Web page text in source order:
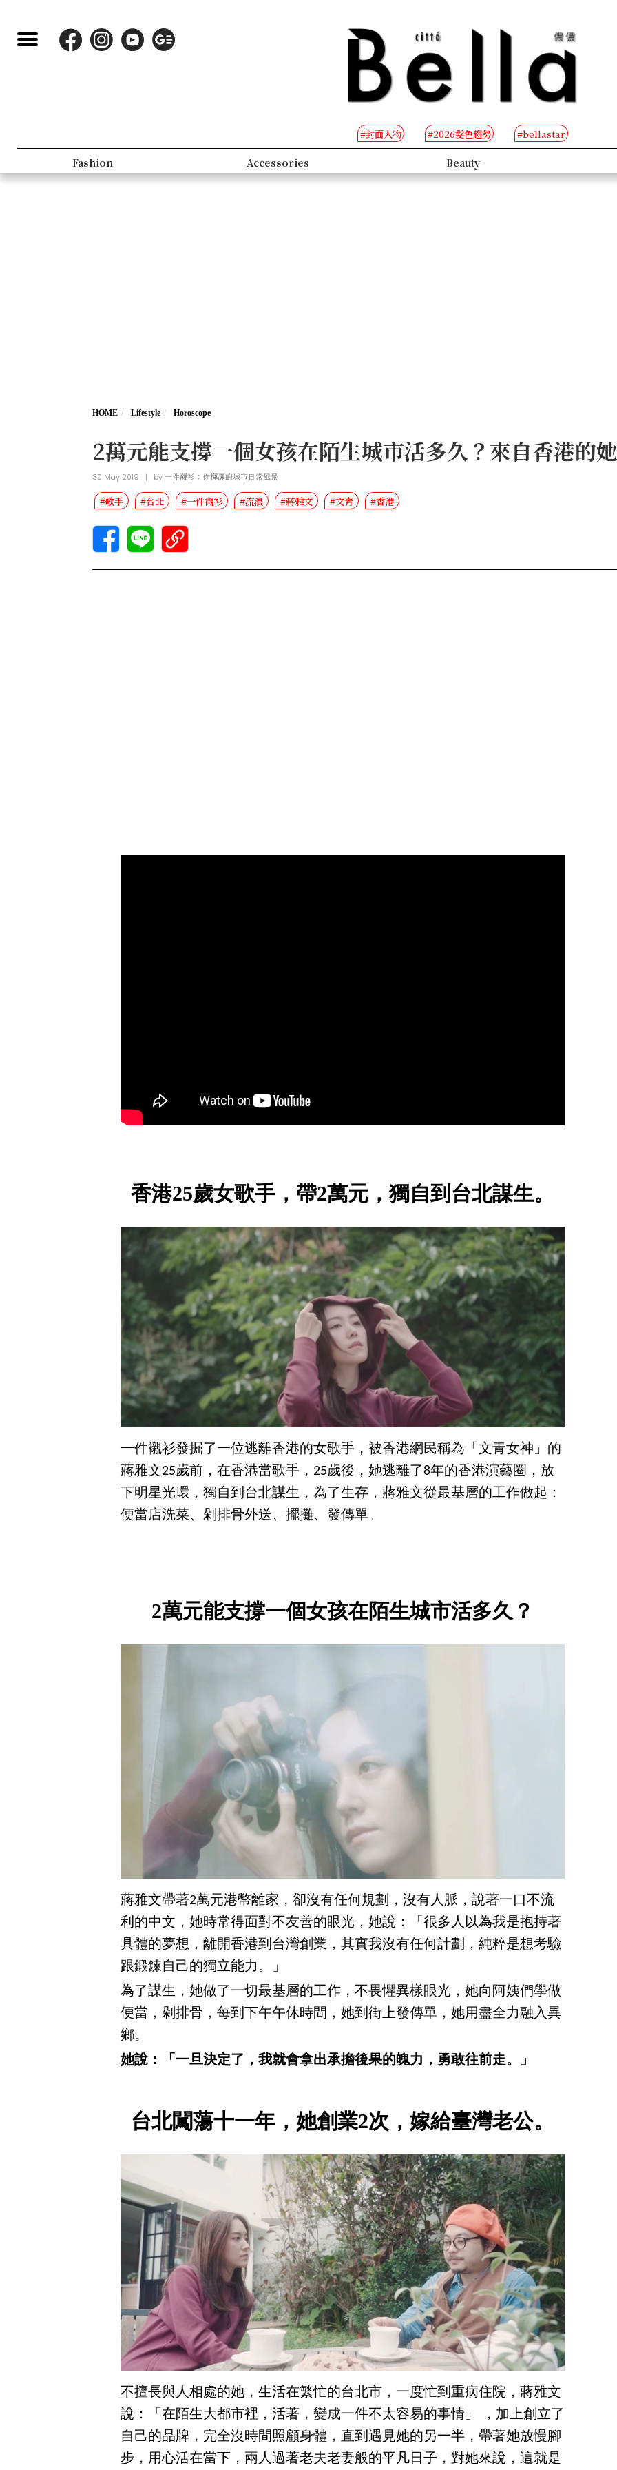
#封面人物 #2026髮色趨勢 #bellastar
Fashion Accessories Beauty
HOME Lifestyle Horoscope
2萬元能支撐一個女孩在陌生城市活多久？來自香港的
30 May 2019 | by一件襯衫：你揮灑的城市日常風景
#歌手 #台北 #一件襯衫 #流浪 #蔣雅文 #文青 #香港
香港25歲女歌手，帶2萬元，獨自到台北謀生。
一件襯衫發掘了一位逃離香港的女歌手，被香港網民稱為「文青女神」的
蔣雅文25歲前，在香港當歌手，25歲後，她逃離了8年的香港演藝圈，放
下明星光環，獨自到台北謀生，為了生存，蔣雅文從最基層的工作做起：
便當店洗菜、剁排骨外送、擺攤、發傳單。
2萬元能支撐一個女孩在陌生城市活多久？
蔣雅文帶著2萬元港幣離家，卻沒有任何規劃，沒有人脈，說著一口不流
利的中文，她時常得面對不友善的眼光，她說：「很多人以為我是抱持著
具體的夢想，離開香港到台灣創業，其實我沒有任何計劃，純粹是想考驗
跟鍛鍊自己的獨立能力。」
為了謀生，她做了一切最基層的工作，不畏懼異樣眼光，她向阿姨們學做
便當，剁排骨，每到下午午休時間，她到街上發傳單，她用盡全力融入異
鄉。
她說：「一旦決定了，我就會拿出承擔後果的魄力，勇敢往前走。」
台北闖蕩十一年，她創業2次，嫁給臺灣老公。
不擅長與人相處的她，生活在繁忙的台北市，一度忙到重病住院，蔣雅文
說：「在陌生大都市裡，活著，變成一件不太容易的事情」 ，加上創立了
自己的品牌，完全沒時間照顧身體，直到遇見她的另一半，帶著她放慢腳
步，用心活在當下，兩人過著老夫老妻般的平凡日子，對她來說，這就是